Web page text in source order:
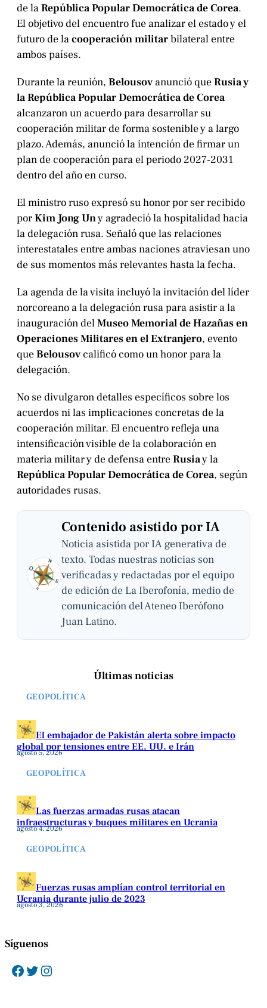
de laRepública Popular Democrática de Corea.
El objetivo del encuentro fue analizar el estado y el
futuro de lacooperación militarbilateral entre
ambos países.
Durante la reunión, Belousovanunció queRusia y
la República Popular Democrática de Corea
alcanzaron un acuerdo para desarrollar su
cooperación militar de forma sostenible y a largo
plazo. Además, anunció la intención de firmar un
plan de cooperación para el periodo 2027-2031
dentro del año en curso.
El ministro ruso expresó su honor por ser recibido
porKim Jong Uny agradeció la hospitalidad hacia
la delegación rusa. Señaló que las relaciones
interestatales entre ambas naciones atraviesan uno
de sus momentos más relevantes hasta la fecha.
La agenda de la visita incluyó la invitación del líder
norcoreano a la delegación rusa para asistir a la
inauguración delMuseo Memorial de Hazañas en
Operaciones Militares en el Extranjero, evento
queBelousovcalificó como un honor para la
delegación.
No se divulgaron detalles específicos sobre los
acuerdos ni las implicaciones concretas de la
cooperación militar. El encuentro refleja una
intensificación visible de la colaboración en
materia militar y de defensa entreRusiay la
República Popular Democrática de Corea, según
autoridades rusas.
Contenido asistido por IA
Noticia asistida por IA generativa de
texto. Todas nuestras noticias son
verificadas y redactadas por el equipo
de edición de La Iberofonía, medio de
comunicación del Ateneo Iberófono
Juan Latino.
Últimas noticias
GEOPOLÍTICA
El embajador de Pakistán alerta sobre impacto
global por tensiones entre EE. UU. e Irán
agosto 5, 2026
GEOPOLÍTICA
Las fuerzas armadas rusas atacan
infraestructuras y buques militares en Ucrania
agosto 4, 2026
GEOPOLÍTICA
Fuerzas rusas amplían control territorial en
Ucrania durante julio de 2023
agosto 3, 2026
Síguenos
Facebook Twitter Instagram